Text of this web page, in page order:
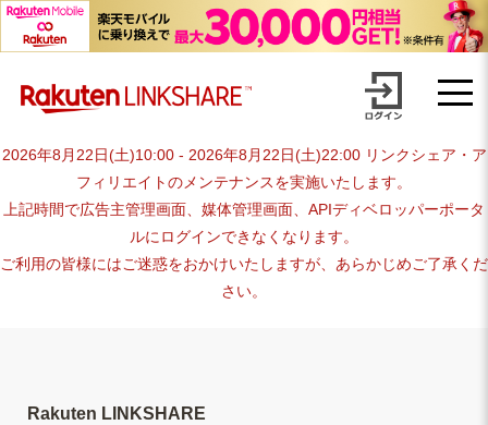
advertiser-html
2026年8月22日(土)10:00 - 2026年8月22日(土)22:00 リンクシェア・ア
フィリエイトのメンテナンスを実施いたします。
上記時間で広告主管理画面、媒体管理画面、APIディベロッパーポータ
ルにログインできなくなります。
ご利用の皆様にはご迷惑をおかけいたしますが、あらかじめご了承くだ
さい。
Rakuten LINKSHARE